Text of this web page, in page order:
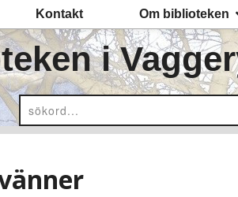
Kontakt Om biblioteken
i